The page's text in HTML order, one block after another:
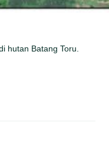
hutan Batang Toru.